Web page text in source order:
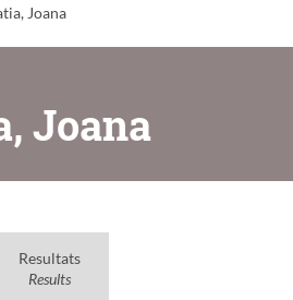
Joana
Joana
Resultats
Results